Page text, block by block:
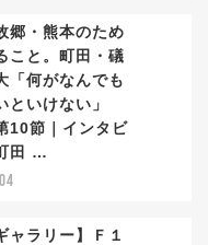
郷・熊本のため
こと。町田・礒
「何がなんでも
といけない」
10節｜インタビ
田 …
ャラリー】Ｆ１